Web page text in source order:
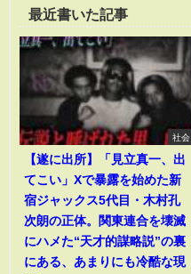
最近書いた記事
社会
【遂に出所】「見立真一、出
てこい」Xで暴露を始めた新
宿ジャックス5代目・木村孔
次朗の正体。関東連合を壊滅
にハメた“天才的謀略説”の裏
にある、あまりにも冷酷な現